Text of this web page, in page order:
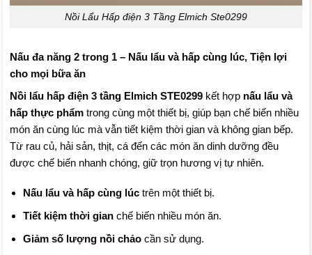
Nồi Lẩu Hấp điện 3 Tầng Elmich Ste0299
Nấu đa năng 2 trong 1 – Nấu lẩu và hấp cùng lúc, Tiện lợi
cho mọi bữa ăn
Nồi lẩu hấp điện 3 tầng Elmich STE0299kết hợp nấu lẩu và
hấp thực phẩmtrong cùng một thiết bị, giúp bạn chế biến nhiều
món ăn cùng lúc mà vẫn tiết kiệm thời gian và không gian bếp.
Từ rau củ, hải sản, thịt, cá đến các món ăn dinh dưỡng đều
được chế biến nhanh chóng, giữ trọn hương vị tự nhiên.
Nấu lẩu và hấp cùng lúc trên một thiết bị.
Tiết kiệm thời gian chế biến nhiều món ăn.
Giảm số lượng nồi chảo cần sử dụng.